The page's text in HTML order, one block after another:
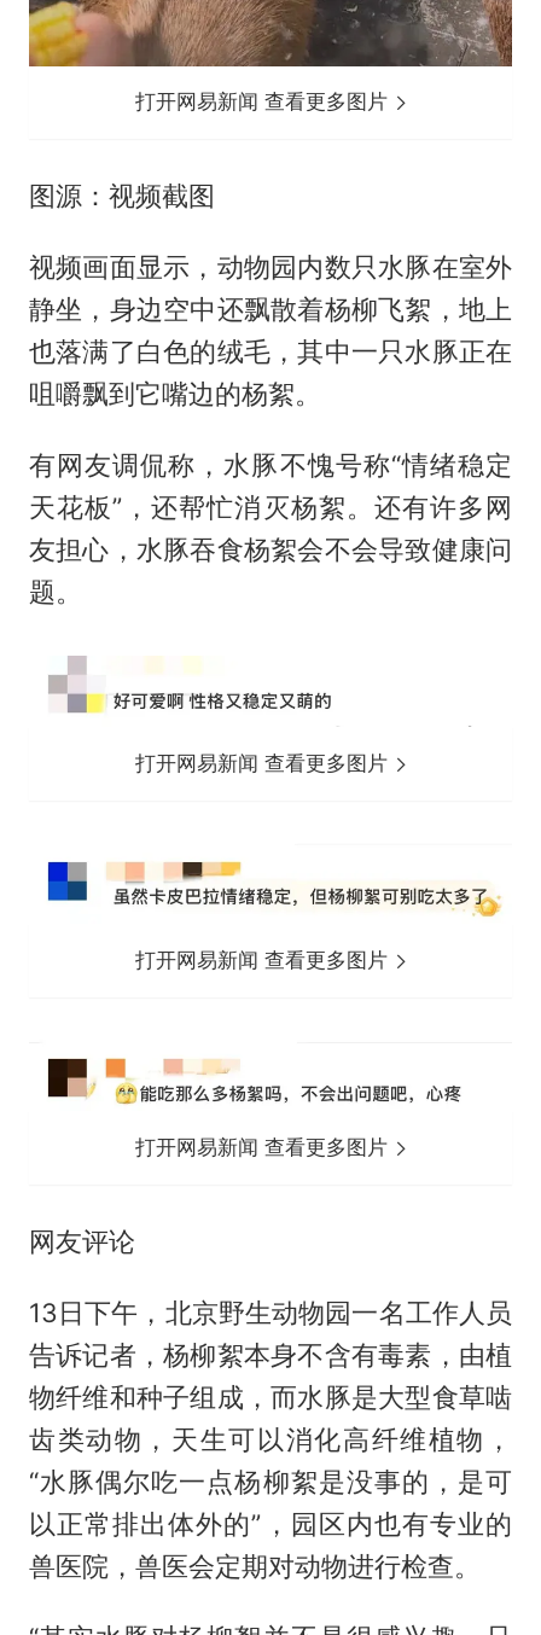
打开网易新闻 查看更多图片
图源：视频截图
视频画面显示，动物园内数只水豚在室外
静坐，身边空中还飘散着杨柳飞絮，地上
也落满了白色的绒毛，其中一只水豚正在
咀嚼飘到它嘴边的杨絮。
有网友调侃称，水豚不愧号称“情绪稳定
天花板”，还帮忙消灭杨絮。还有许多网
友担心，水豚吞食杨絮会不会导致健康问
题。
打开网易新闻 查看更多图片
打开网易新闻 查看更多图片
打开网易新闻 查看更多图片
网友评论
13日下午，北京野生动物园一名工作人员
告诉记者，杨柳絮本身不含有毒素，由植
物纤维和种子组成，而水豚是大型食草啮
齿类动物，天生可以消化高纤维植物，
“水豚偶尔吃一点杨柳絮是没事的，是可
以正常排出体外的”，园区内也有专业的
兽医院，兽医会定期对动物进行检查。